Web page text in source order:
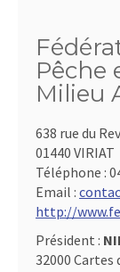
Pêche
Milieu
638 rue du
01440 VIRIAT
Téléphone :
Email :
http://
Président :
32000 Cartes